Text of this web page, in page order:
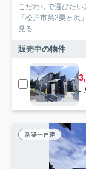
こだわりで選びた
「松戸市第2栗ヶ沢
見る
販売中の物件
-
新築一戸建